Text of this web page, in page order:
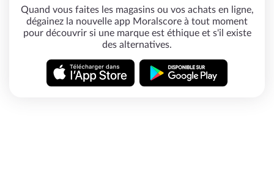
Quand vous faites les magasins ou vos achats en ligne,
dégainez la nouvelle app Moralscore à tout moment
pour découvrir si une marque est éthique et s'il existe
des alternatives.